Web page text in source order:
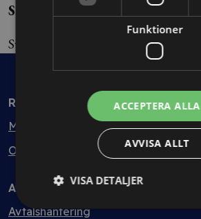
Språk:
Svenska och engelska
Rådgivning
Min bolagsjurist
Ombud
Avtal
Avtalshantering
Funktioner
ACCEPTERA ALLA
AVVISA ALLT
VISA DETALJER